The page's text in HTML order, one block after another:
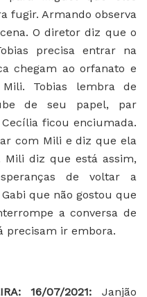
fugir. Armando observa
O diretor diz que o
precisa entrar na
chegam ao orfanato e
Tobias lembra de
de seu papel, par
ficou enciumada.
com Mili e diz que ela
diz que está assim,
de voltar a
que não gostou que
a conversa de
precisam ir embora.
16/07/2021: Janjão